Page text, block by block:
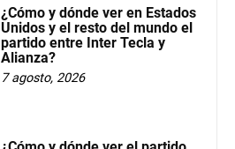
¿Cómo y dónde ver en Estados
Unidos y el resto del mundo el
partido entre Inter Tecla y
Alianza?
7 agosto, 2026